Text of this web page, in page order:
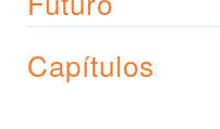
Capítulos